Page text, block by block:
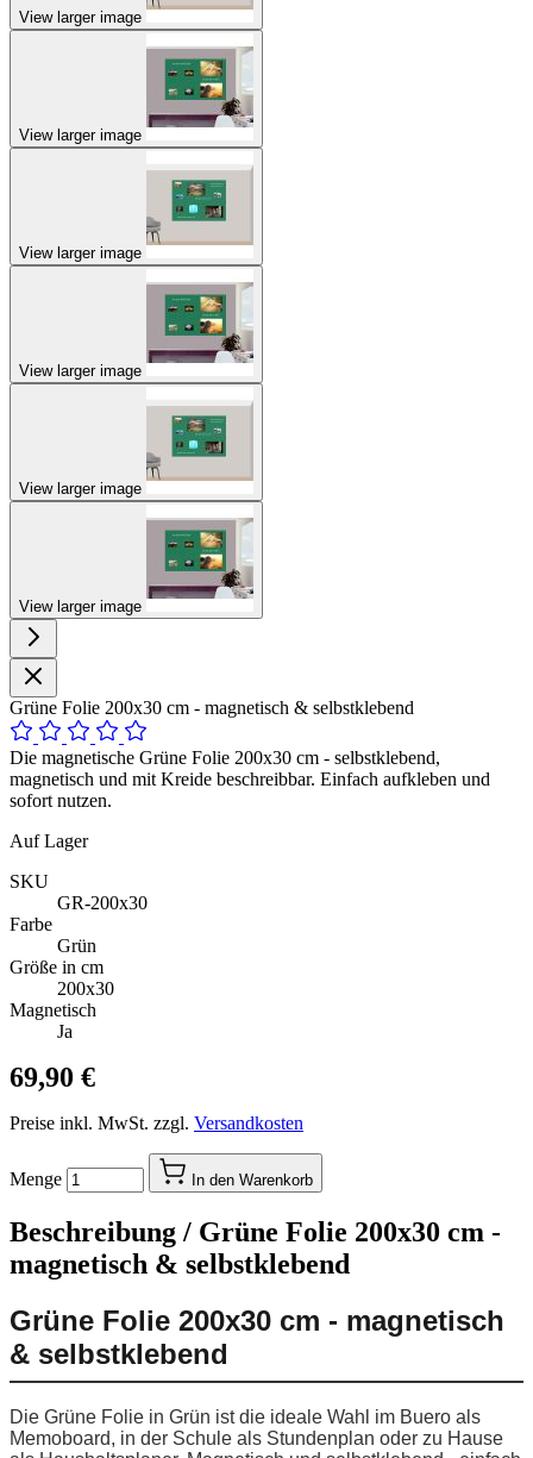
View larger image
View larger image
View larger image
View larger image
View larger image
View larger image
Grüne Folie 200x30 cm - magnetisch & selbstklebend
Die magnetische Grüne Folie 200x30 cm - selbstklebend,
magnetisch und mit Kreide beschreibbar. Einfach aufkleben und
sofort nutzen.
Auf Lager
SKU
GR-200x30
Farbe
Grün
Größe in cm
200x30
Magnetisch
Ja
69,90 €
Preise inkl. MwSt. zzgl. Versandkosten
Menge In den Warenkorb
Beschreibung / Grüne Folie 200x30 cm -
magnetisch & selbstklebend
Grüne Folie 200x30 cm - magnetisch
& selbstklebend
Die Grüne Folie in Grün ist die ideale Wahl im Buero als
Memoboard, in der Schule als Stundenplan oder zu Hause